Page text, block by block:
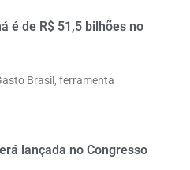
é de R$ 51,5 bilhões no
Brasil, ferramenta
lançada no Congresso